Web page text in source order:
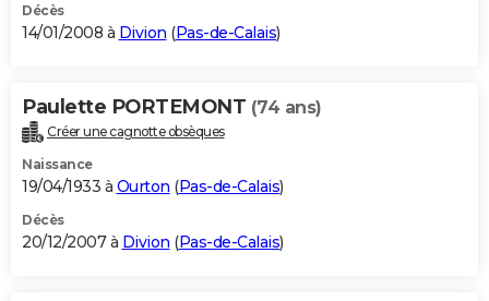
Décès
14/01/2008 à Divion (Pas-de-Calais)
Paulette PORTEMONT (74 ans)
Créer une cagnotte obsèques
Naissance
19/04/1933 à Ourton (Pas-de-Calais)
Décès
20/12/2007 à Divion (Pas-de-Calais)